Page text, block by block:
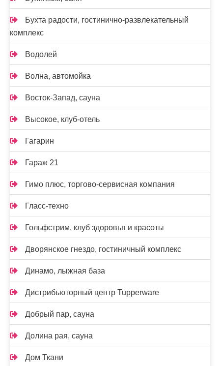
Бухта радости, гостинично-развлекательный
комплекс
Водолей
Волна, автомойка
Восток-Запад, сауна
Высокое, клуб-отель
Гагарин
Гараж 21
Гимо плюс, торгово-сервисная компания
Гласс-техно
Гольфстрим, клуб здоровья и красоты
Дворянское гнездо, гостиничный комплекс
Динамо, лыжная база
Дистрибьюторный центр Tupperware
Добрый пар, сауна
Долина рая, сауна
Дом Ткани